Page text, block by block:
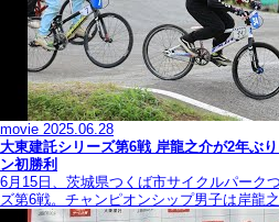
movie 2025.06.28
大東建託シリーズ第6戦 岸龍之介が2年ぶ
ン初勝利
6月15日、茨城県つくば市サイクルパーク
ズ第6戦。チャンピオンシップ男子は岸龍